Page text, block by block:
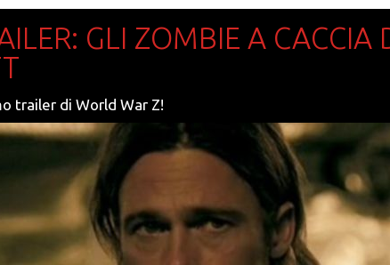
GLI ZOMBIE A CACCIA
trailer di World War Z!